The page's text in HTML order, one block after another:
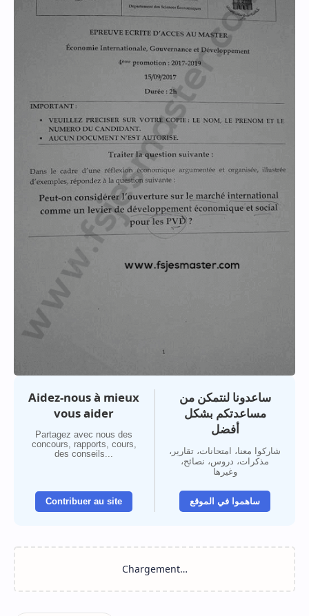
Aidez-nous à mieux
vous aider
Partagez avec nous des
concours, rapports, cours,
des conseils...
Contribuer au site
ساعدونا لنتمكن من
مساعدتكم بشكل
أفضل
شاركوا معنا، امتحانات، تقارير،
مذكرات، دروس، نصائح،
وغيرها
ساهموا في الموقع